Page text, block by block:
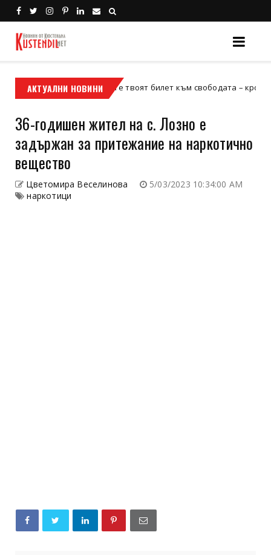
АКТУАЛНИ НОВИНИ
кросов мотор Кой е твоят билет към свободата – кросовият
36-годишен жител на с. Лозно е
задържан за притежание на наркотично
вещество
Цветомира Веселинова
5/03/2023 10:34:00 AM
наркотици